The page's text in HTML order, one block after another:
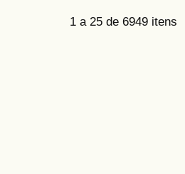
1 a 25 de 6949 itens